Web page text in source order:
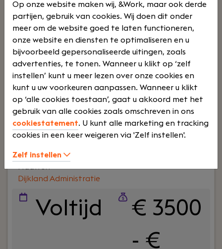
Uw rol:Bij Dijkland administratie- en
belastingadviseurs draait het om meer dan cijfers.
Om vertrouwen, samenwerking en ondernemers
écht verder helpen. En ja, ook om humor op de
werkvloer en goede lunches.Wij werken al jaren
voor een breed MKB-klantenbestand en staan
bekend om onze nuchtere aanpak,
betrokkenheid en persoonlijke aandacht – voor
klanten én collega’s.
Lees verder>
Gevorderd Salarisadministrateur
Dijkland Administratie
Voltijd
€ 3500
- €
Op onze website maken wij, &Work, maar ook derde
partijen, gebruik van cookies. Wij doen dit onder
meer om de website goed te laten functioneren,
onze website en diensten te optimaliseren en u
bijvoorbeeld gepersonaliseerde uitingen, zoals
advertenties, te tonen. Wanneer u klikt op ‘zelf
instellen’ kunt u meer lezen over onze cookies en
kunt u uw voorkeuren aanpassen. Wanneer u klikt
op ‘alle cookies toestaan’, gaat u akkoord met het
gebruik van alle cookies zoals omschreven in ons
cookiestatement. U kunt alle marketing en tracking
cookies in een keer weigeren via 'Zelf instellen'.
Zelf instellen